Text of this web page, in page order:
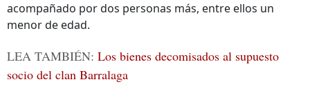
acompañado por dos personas más, entre ellos un
menor de edad.
LEA TAMBIÉN: Los bienes decomisados al supuesto
socio del clan Barralaga